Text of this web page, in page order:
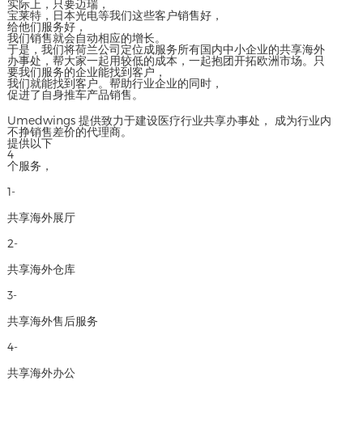
实际上，只要迈瑞，
宝莱特，日本光电等我们这些客户销售好，
给他们服务好，
我们销售就会自动相应的增长。
于是，我们将荷兰公司定位成服务所有国内中小企业的共享海外
办事处，帮大家一起用较低的成本，一起抱团开拓欧洲市场。只
要我们服务的企业能找到客户，
我们就能找到客户。帮助行业企业的同时，
促进了自身推车产品销售。
Umedwings 提供致力于建设医疗行业共享办事处， 成为行业内
不挣销售差价的代理商。
提供以下
4
个服务，
1-
共享海外展厅
2-
共享海外仓库
3-
共享海外售后服务
4-
共享海外办公